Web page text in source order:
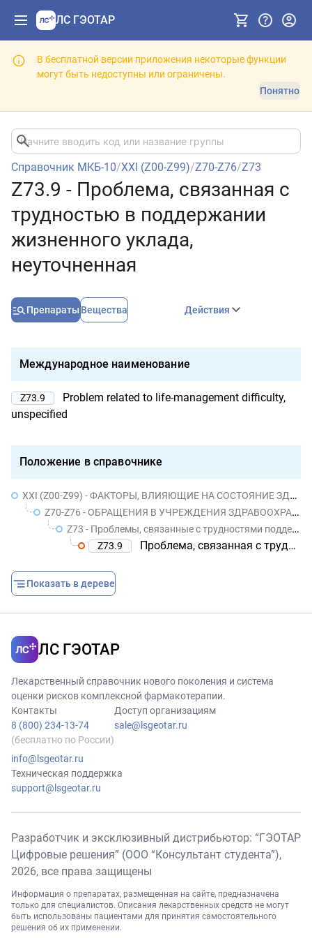
ЛС ГЭОТАР
В бесплатной версии приложения некоторые функции
могут быть недоступны или ограничены.
Понятно
Справочник МКБ-10/XXI (Z00-Z99)/Z70-Z76/Z73
Z73.9 - Проблема, связанная с
трудностью в поддержании
жизненного уклада,
неуточненная
Препараты Вещества Действия
Международное наименование
Z73.9
Problem related to life-management difficulty,
unspecified
Положение в справочнике
XXI (Z00-Z99) - ФАКТОРЫ, ВЛИЯЮЩИЕ НА СОСТОЯНИЕ ЗДОРОВЬЯ НАСЕЛЕНИЯ И ОБРАЩЕНИЯ В УЧРЕЖДЕНИЯ ЗДРАВООХРАНЕНИЯ
Z70-Z76 - ОБРАЩЕНИЯ В УЧРЕЖДЕНИЯ ЗДРАВООХРАНЕНИЯ В СВЯЗИ С ДРУГИМИ ОБСТОЯТЕЛЬСТВАМИ
Z73 - Проблемы, связанные с трудностями поддержания нормального образа жизни
Z73.9
Проблема, связанная с трудностью в поддержании жизненного уклада, неуточненная
Показать в дереве
ЛС ГЭОТАР
Лекарственный справочник нового поколения и система
оценки рисков комплексной фармакотерапии.
Контакты
8 (800) 234-13-74
(бесплатно по России)
info@lsgeotar.ru
Доступ организациям
sale@lsgeotar.ru
Техническая поддержка
support@lsgeotar.ru
Разработчик и эксклюзивный дистрибьютор: “ГЭОТАР
Цифровые решения” (ООО “Консультант студента”),
2026, все права защищены
Информация о препаратах, размещенная на сайте, предназначена
только для специалистов. Описания лекарственных средств не могут
быть использованы пациентами для принятия самостоятельного
решения об их применении.